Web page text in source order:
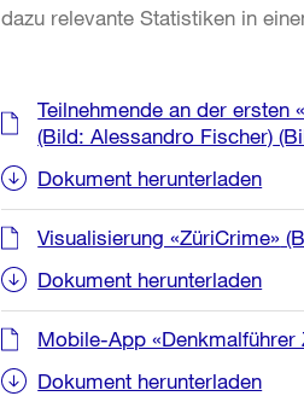
dazu relevante Statistiken in
Weitere
Informationen
Teilnehmende an der ersten
(Bild: Alessandro Fischer)
Dokument herunterladen
Visualisierung «ZüriCrime»
Dokument herunterladen
Mobile-App «Denkmalführer
Dokument herunterladen